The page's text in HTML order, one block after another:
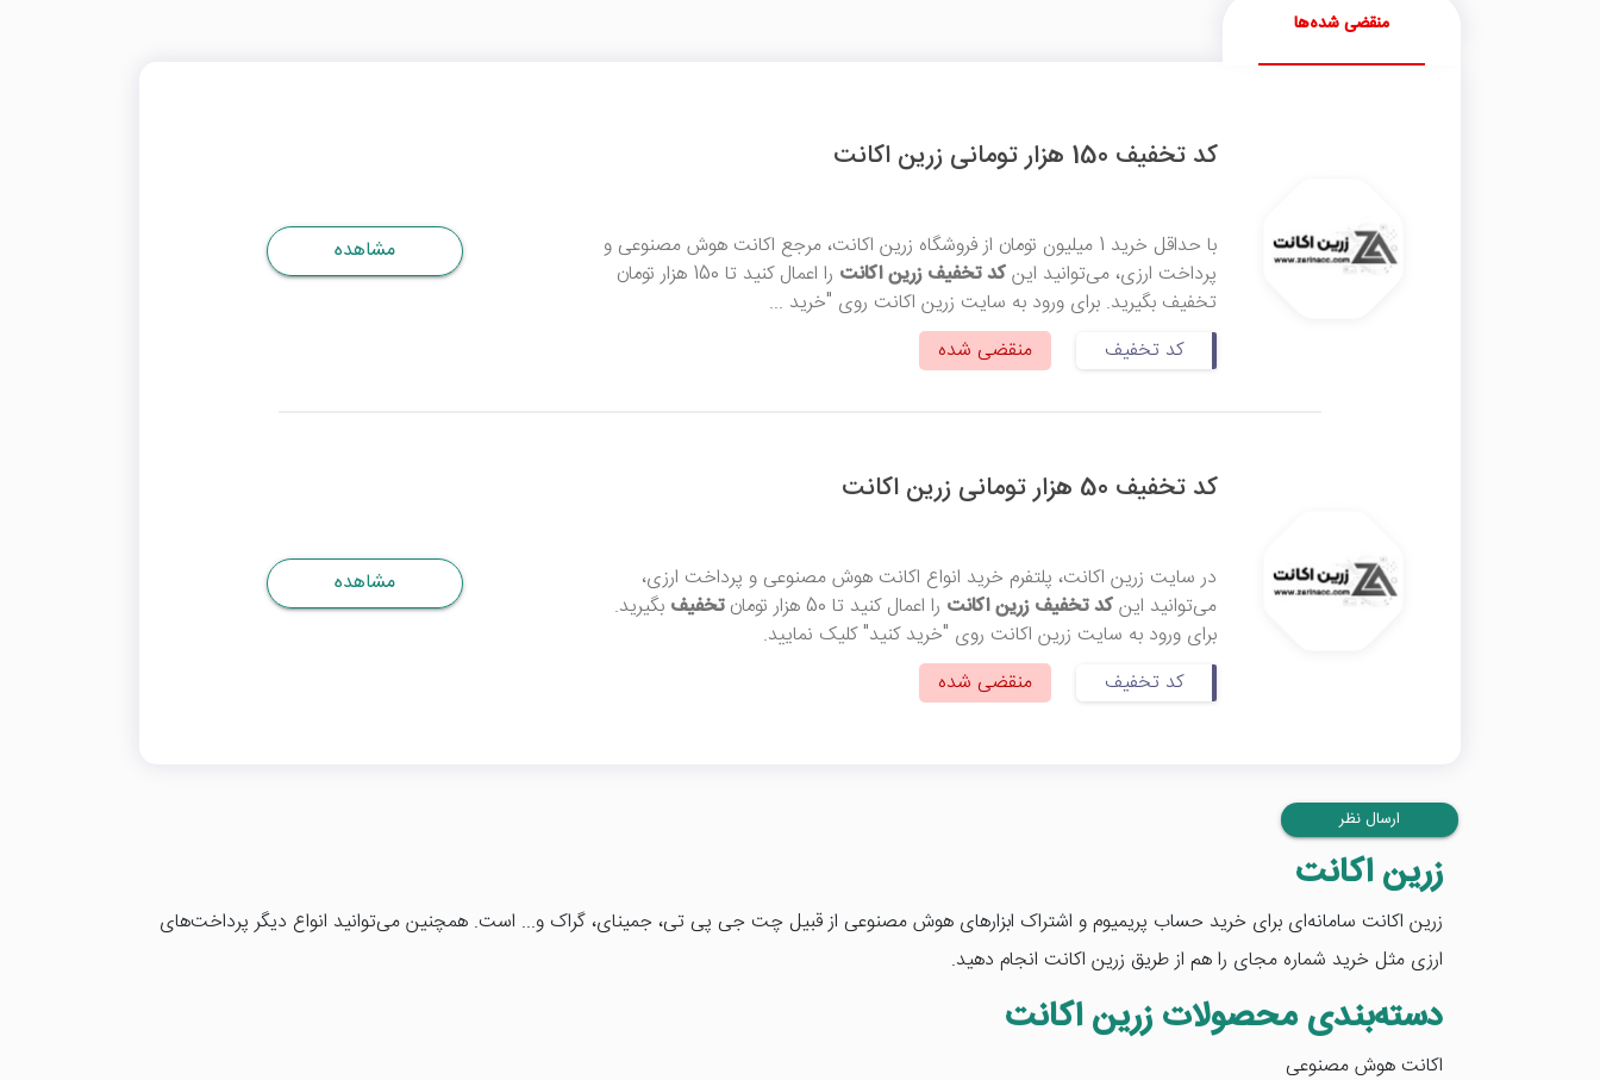
منقضی شده‌ها
کد تخفیف 150 هزار تومانی زرین اکانت
با حداقل خرید 1 میلیون تومان از فروشگاه زرین اکانت، مرجع اکانت هوش مصنوعی و
پرداخت ارزی، می‌توانید اینکد تخفیف زرین اکانت
را اعمال کنید تا 150 هزار تومان
تخفیف بگیرید. برای ورود به سایت زرین اکانت روی "خرید ...
کد تخفیف
منقضی شده
مشاهده
کد تخفیف 50 هزار تومانی زرین اکانت
در سایت زرین اکانت، پلتفرم خرید انواع اکانت هوش مصنوعی و پرداخت ارزی،
می‌توانید اینکد تخفیف زرین اکانت را اعمال کنید تا 50 هزار تومان تخفیف بگیرید.
برای ورود به سایت زرین اکانت روی "خرید کنید" کلیک نمایید.
کد تخفیف
منقضی شده
مشاهده
ارسال نظر
زرین اکانت
زرین اکانت سامانه‌ای برای خرید حساب پریمیوم و اشتراک ابزارهای هوش مصنوعی از قبیل چت جی پی تی، جمینای، گراک و... است. همچنین می‌توانید انواع دیگر پرداخت‌های
ارزی مثل خرید شماره مجای را هم از طریق زرین اکانت انجام دهید.
دسته‌بندی محصولات زرین اکانت
اکانت هوش مصنوعی